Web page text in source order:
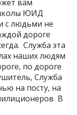
вам
ЮИД
с людьми не
дороге
Служба эта
наших людям
по дороге
Служба
на посту, на
В